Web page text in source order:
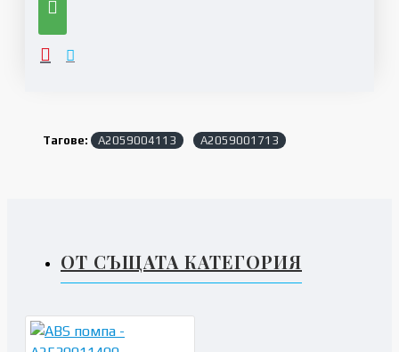
Тагове: A2059004113 A2059001713
ОТ СЪЩАТА КАТЕГОРИЯ